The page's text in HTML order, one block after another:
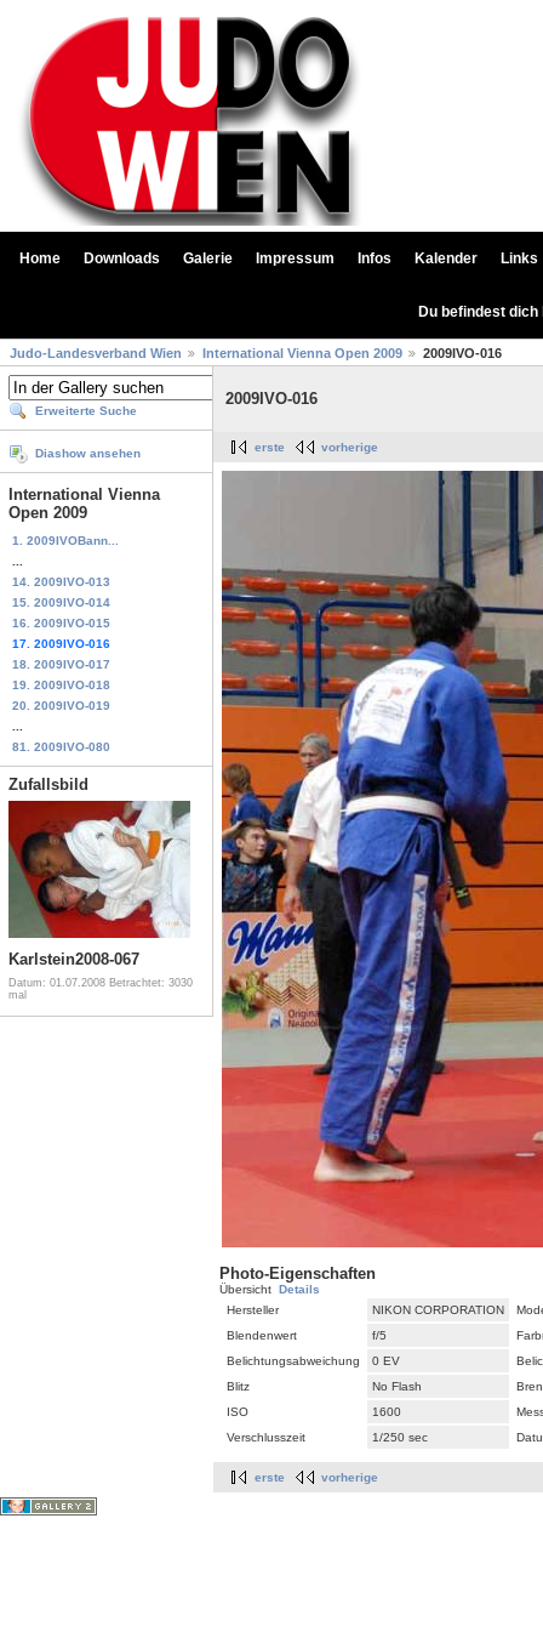
Home Downloads Galerie Impressum Infos Kalender Links
Du befindest
Judo-Landesverband Wien International Vienna Open 2009 2009IVO-016
Erweiterte Suche
Diashow ansehen
International Vienna
Open 2009
1. 2009IVOBann...
14. 2009IVO-013
15. 2009IVO-014
16. 2009IVO-015
17. 2009IVO-016
18. 2009IVO-017
19. 2009IVO-018
20. 2009IVO-019
81. 2009IVO-080
Zufallsbild
Karlstein2008-067
Datum: 01.07.2008 Betrachtet: 3030
mal
2009IVO-016
erste vorherige
Photo-Eigenschaften
Übersicht Details
Hersteller
NIKON CORPORATION
Blendenwert
f/5
Belichtungsabweichung
0 EV
Blitz
No Flash
ISO
1600
Verschlusszeit
1/250 sec
erste vorherige